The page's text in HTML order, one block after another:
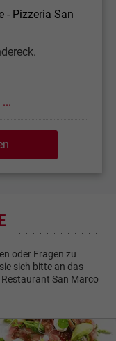
- Pizzeria San
...
oder Fragen zu
sich bitte an das
San Marco